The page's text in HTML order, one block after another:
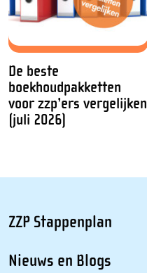
De beste
boekhoudpakketten
voor zzp’ers vergelijken
(juli 2026)
ZZP Stappenplan
Nieuws en Blogs